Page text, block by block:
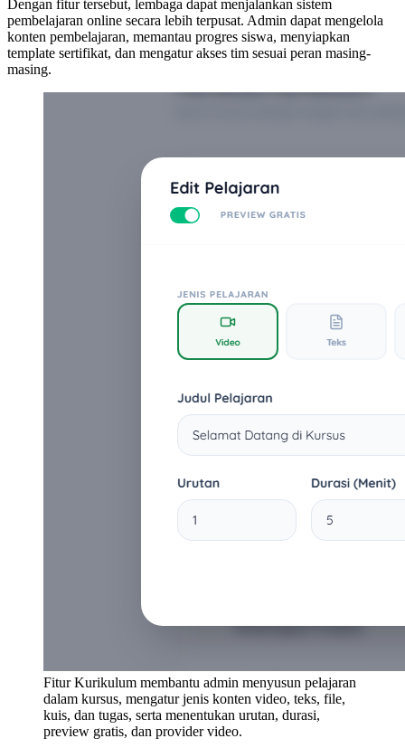
Dengan fitur tersebut, lembaga dapat menjalankan sistem
pembelajaran online secara lebih terpusat. Admin dapat mengelola
konten pembelajaran, memantau progres siswa, menyiapkan
template sertifikat, dan mengatur akses tim sesuai peran masing-
masing.
Fitur Kurikulum membantu admin menyusun pelajaran
dalam kursus, mengatur jenis konten video, teks, file,
kuis, dan tugas, serta menentukan urutan, durasi,
preview gratis, dan provider video.